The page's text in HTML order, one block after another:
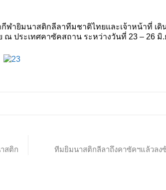
ายิมนาสติกลีลาทีมชาติไทยและเจ้าหน้าที่ เดิ
ณ ประเทศคาซัคสถาน ระหว่างวันที่ 23 – 26 มิ.
สติก ทีมยิมนาสติกลีลาถึงคาซัคฯแล้วล